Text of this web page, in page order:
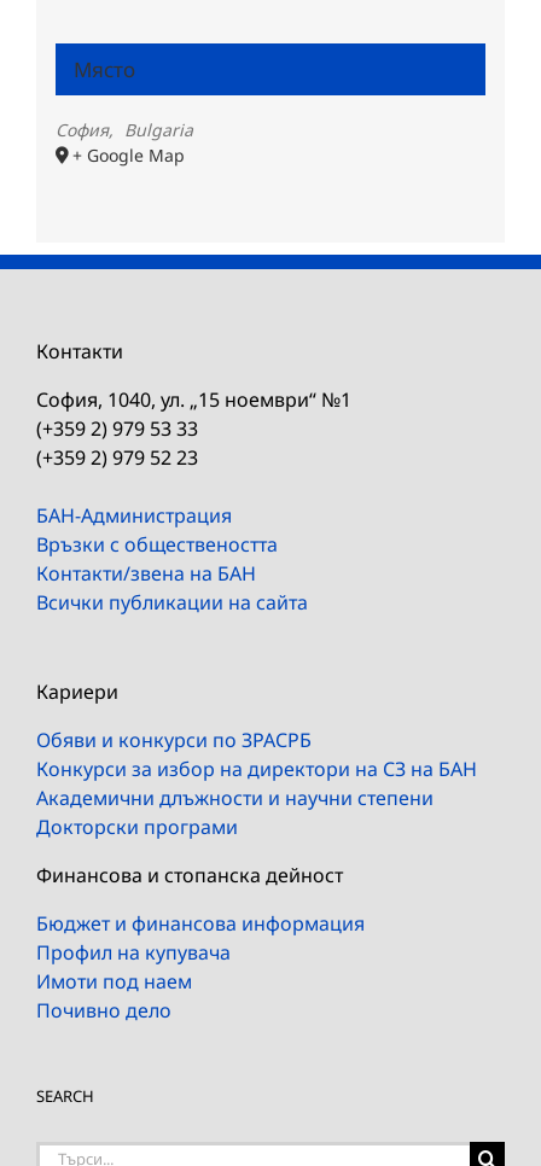
Място
София, Bulgaria
+ Google Map
Контакти
София, 1040, ул. „15 ноември“ №1
(+359 2) 979 53 33
(+359 2) 979 52 23
БАН-Администрация
Връзки с обществеността
Контакти/звена на БАН
Всички публикации на сайта
Кариери
Обяви и конкурси по ЗРАСРБ
Конкурси за избор на директори на СЗ на БАН
Академични длъжности и научни степени
Докторски програми
Финансова и стопанска дейност
Бюджет и финансова информация
Профил на купувача
Имоти под наем
Почивно дело
SEARCH
Търсене